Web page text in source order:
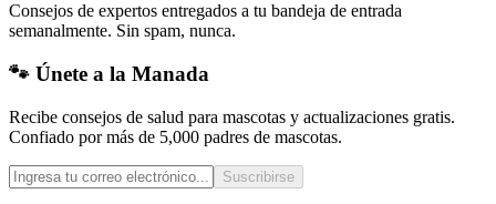
Consejos de expertos entregados a tu bandeja de entrada
semanalmente. Sin spam, nunca.
🐾 Únete a la Manada
Recibe consejos de salud para mascotas y actualizaciones gratis.
Confiado por más de 5,000 padres de mascotas.
Suscribirse